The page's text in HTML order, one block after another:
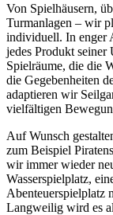
Von Spielhäusern,
Turmanlagen – wir
individuell. In enger
jedes Produkt seiner
Spielräume, die die
die Gegebenheiten
adaptieren wir
vielfältigen
Auf Wunsch
zum Beispiel
wir immer wieder
Wasserspielplatz,
Abenteuerspielplatz
Langweilig wird es